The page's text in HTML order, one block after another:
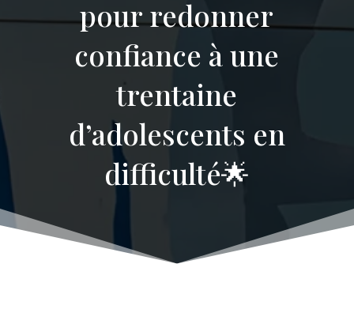
pour redonner
confiance à une
trentaine
d’adolescents en
difficulté🌟